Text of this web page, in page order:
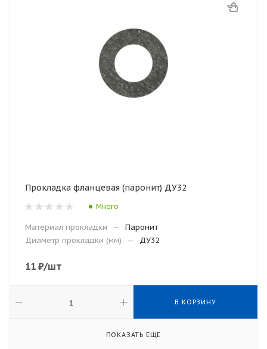
Прокладка фланцевая (паронит) ДУ32
Много
Материал прокладки —
Паронит
Диаметр прокладки (мм)
— ДУ32
11 ₽/шт
В КОРЗИНУ
ПОКАЗАТЬ ЕЩЕ